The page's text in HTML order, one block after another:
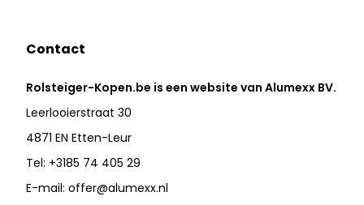
Contact
Rolsteiger-Kopen.be is een website van Alumexx BV.
Leerlooierstraat 30
4871 EN Etten-Leur
Tel: +3185 74 405 29
E-mail:offer@alumexx.nl